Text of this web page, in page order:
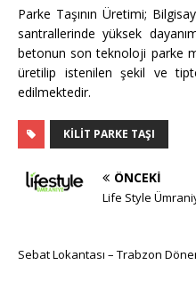
Parke Taşının Üretimi;
santrallerinde yüksek
betonun son teknoloji parke
üretilip istenilen şekil ve
edilmektedir.
KILIT PARKE TAŞI
ÖNCEKI
Life Style
Sebat Lokantası – Trabzon